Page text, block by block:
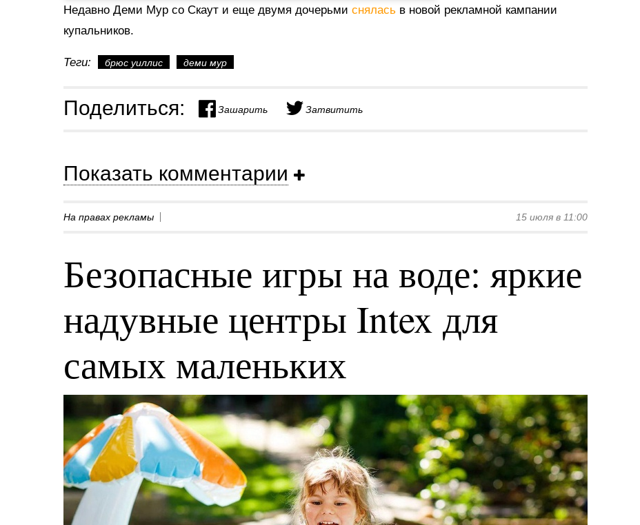
Недавно Деми Мур со Скаут и еще двумя дочерьми снялась в новой рекламной кампании
купальников.
Теги: брюс уиллис деми мур
Поделиться: Зашарить Затвитить
Показать комментарии
На правах рекламы 15 июля в 11:00
Безопасные игры на воде: яркие
надувные центры Intex для
самых маленьких